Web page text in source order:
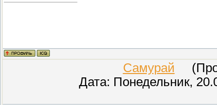
Самурай
Дата: Понедельник,